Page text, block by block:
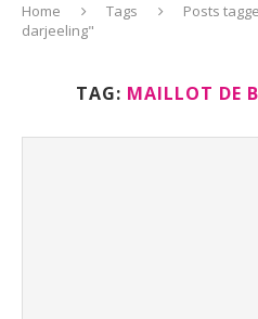
Home Tags
Posts
darjeeling"
TAG: MAILLOT DE